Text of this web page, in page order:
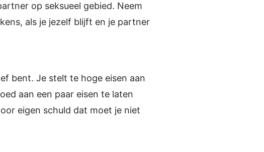
op seksueel gebied. Neem
als je jezelf blijft en je partner
bent. Je stelt te hoge eisen aan
aan een paar eisen te laten
eigen schuld dat moet je niet